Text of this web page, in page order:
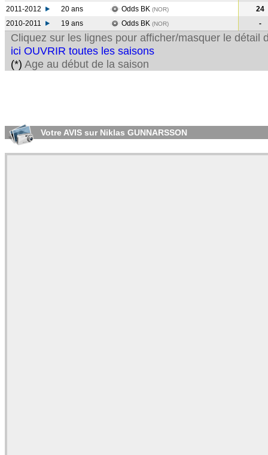
2011-2012
20 ans Odds BK (NOR)
24
2010-2011
19 ans Odds BK (NOR) -
Cliquez sur les lignes pour afficher/masquer le détail
ici OUVRIR toutes les saisons
(*) Age au début de la saison
Votre AVIS sur Niklas GUNNARSSON